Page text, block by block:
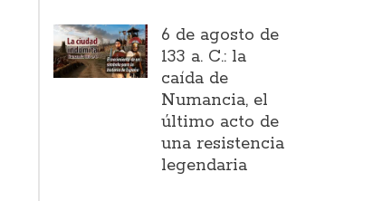
6 de agosto de
133 a. C.: la
caída de
Numancia, el
último acto de
una resistencia
legendaria